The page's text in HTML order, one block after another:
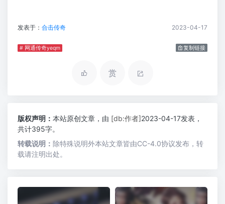
发表于： 合击传奇 2023-04-17
# 网通传奇yeqm 复制链接
赏
版权声明： 本站原创文章，由 [db:作者]2023-04-17发表，
共计395字。
转载说明： 除特殊说明外本站文章皆由CC-4.0协议发布，转
载请注明出处。